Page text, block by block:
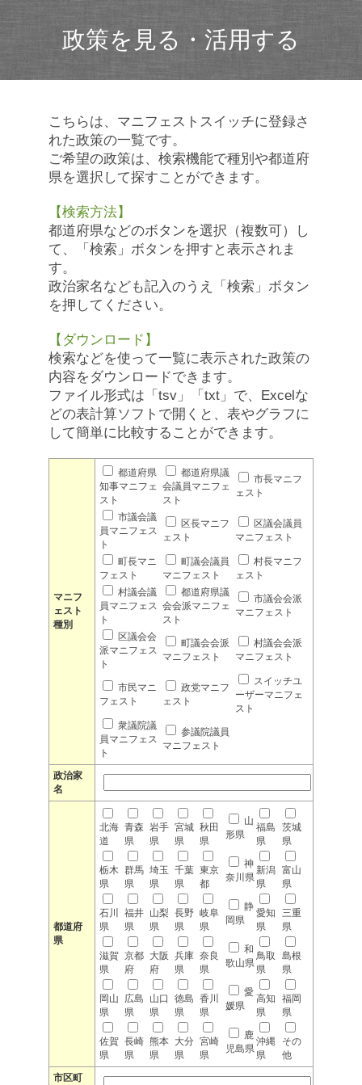
政策を見る・活用する
こちらは、マニフェストスイッチに登録さ
れた政策の一覧です。
ご希望の政策は、検索機能で種別や都道府
県を選択して探すことができます。
【検索方法】
都道府県などのボタンを選択（複数可）し
て、「検索」ボタンを押すと表示されま
す。
政治家名なども記入のうえ「検索」ボタン
を押してください。
【ダウンロード】
検索などを使って一覧に表示された政策の
内容をダウンロードできます。
ファイル形式は「tsv」「txt」で、Excelな
どの表計算ソフトで開くと、表やグラフに
して簡単に比較することができます。
マニフ
ェスト
種別
都道府県
知事マニフェ
スト
都道府県議
会議員マニフェ
スト
市長マニフ
ェスト
市議会議
員マニフェス
ト
区長マニフ
ェスト
区議会議員
マニフェスト
町長マニ
フェスト
町議会議員
マニフェスト
村長マニフ
ェスト
村議会議
員マニフェス
ト
都道府県議
会会派マニフェ
スト
市議会会派
マニフェスト
区議会会
派マニフェス
ト
町議会会派
マニフェスト
村議会会派
マニフェスト
市民マニ
フェスト
政党マニフ
ェスト
スイッチユ
ーザーマニフェ
スト
衆議院議
員マニフェス
ト
参議院議員
マニフェスト
政治家
名
都道府
県
北海
道
青森
県
岩手
県
宮城
県
秋田
県
山
形県
福島
県
茨城
県
栃木
県
群馬
県
埼玉
県
千葉
県
東京
都
神
奈川県
新潟
県
富山
県
石川
県
福井
県
山梨
県
長野
県
岐阜
県
静
岡県
愛知
県
三重
県
滋賀
県
京都
府
大阪
府
兵庫
県
奈良
県
和
歌山県
鳥取
県
島根
県
岡山
県
広島
県
山口
県
徳島
県
香川
県
愛
媛県
高知
県
福岡
県
佐賀
県
長崎
県
熊本
県
大分
県
宮崎
県
鹿
児島県
沖縄
県
その
他
市区町